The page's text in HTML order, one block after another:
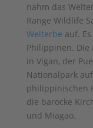
nahm das
Range Wildlife
Welterbe auf.
Philippinen. Die
in Vigan, der
Nationalpark
philippinischen
die barocke
und Miagao.